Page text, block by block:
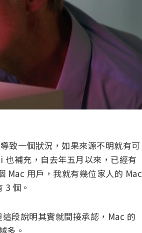
致一個狀況，如果來源不明就有可
補充，自去年五月以來，已經有
Mac 用戶，我就有幾位家人的 Mac
個。
段說明其實就間接承認，Mac 的
多。